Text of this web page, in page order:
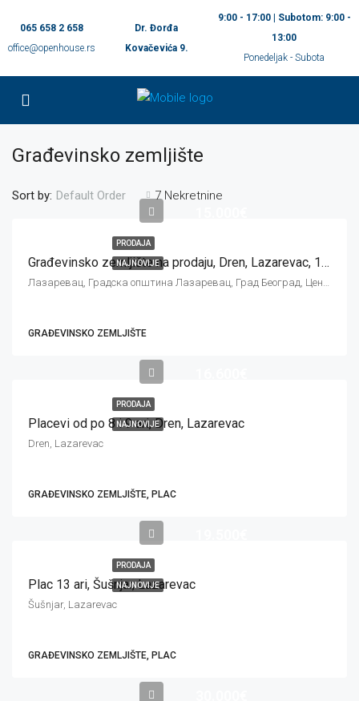
065 658 2 658
office@openhouse.rs
Dr. Đorđa
Kovačevića 9.
9:00 - 17:00 | Subotom: 9:00 -
13:00
Ponedeljak - Subota
Građevinsko zemljište
7 Nekretnine
Sort by: Default Order
PRODAJA
NAJNOVIJE Građevinsko zemljište na prodaju, Dren, Lazarevac, 16 ari
Лазаревац, Градска општина Лазаревац, Град Београд, Централна Србија, 11550, Србија
GRAĐEVINSKO ZEMLJIŠTE
PRODAJA
NAJNOVIJE
Placevi od po 8 i 9 ari, Dren, Lazarevac
Dren, Lazarevac
GRAĐEVINSKO ZEMLJIŠTE, PLAC
PRODAJA
NAJNOVIJE
Plac 13 ari, Šušnjar, Lazarevac
Šušnjar, Lazarevac
GRAĐEVINSKO ZEMLJIŠTE, PLAC